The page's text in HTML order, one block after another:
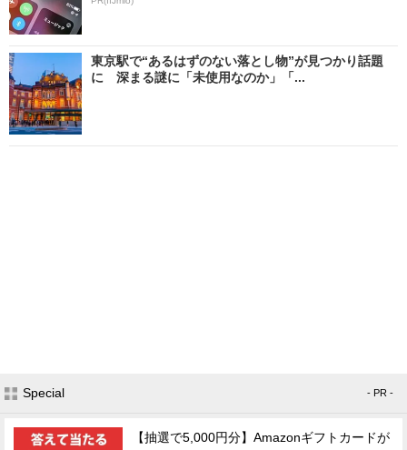
東京駅で“あるはずのない落とし物”が見つかり話題
に 深まる謎に「未使用なのか」「...
Special - PR -
【抽選で5,000円分】Amazonギフトカードが